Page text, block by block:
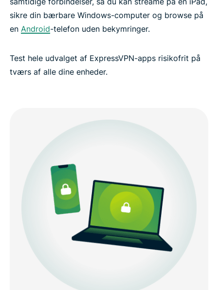
sikre din bærbare Windows-computer og browse på
en Android-telefon uden bekymringer.
Test hele udvalget af ExpressVPN-apps risikofrit på
tværs af alle dine enheder.